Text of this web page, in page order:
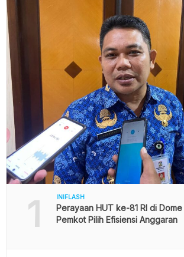
1 INIFLASH
Perayaan HUT ke-81 RI di
Pemkot Pilih Efisiensi Anggaran